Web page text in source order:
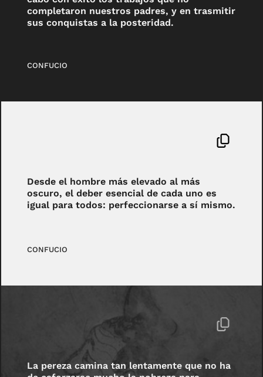
completaron nuestros padres, y en trasmitir
sus conquistas a la posteridad.
CONFUCIO
Desde el hombre más elevado al más
oscuro, el deber esencial de cada uno es
igual para todos: perfeccionarse a sí mismo.
CONFUCIO
La pereza camina tan lentamente que no ha